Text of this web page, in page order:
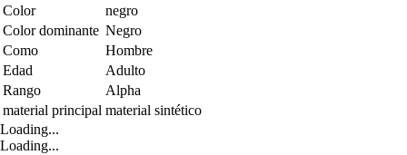
Color
negro
Color dominante Negro
Como
Hombre
Edad
Adulto
Rango
Alpha
material principal material sintético
Loading...
Loading...